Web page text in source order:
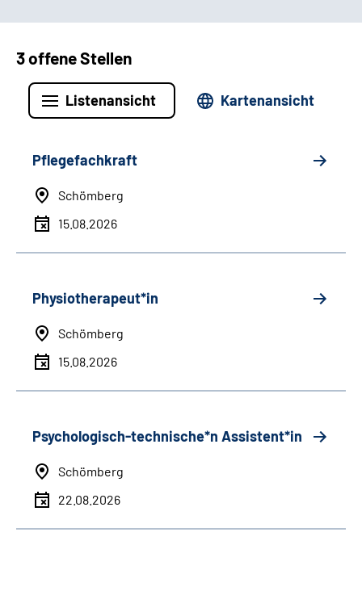
3 offene Stellen
Listenansicht Kartenansicht
Pflegefachkraft
Schömberg
15.08.2026
Physiotherapeut*in
Schömberg
15.08.2026
Psychologisch-technische*n Assistent*in
Schömberg
22.08.2026